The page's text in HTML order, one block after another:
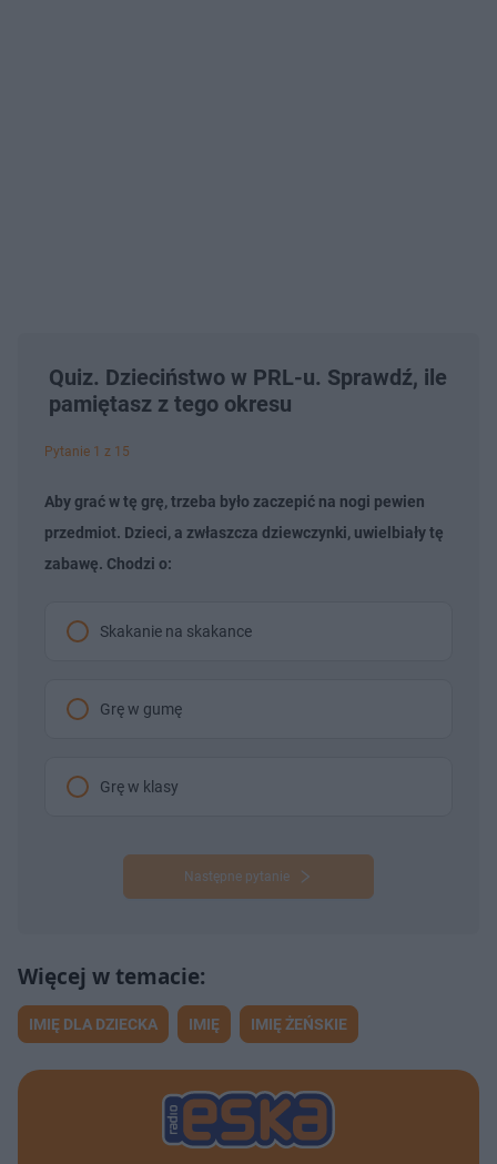
Quiz. Dzieciństwo w PRL-u. Sprawdź, ile
pamiętasz z tego okresu
Pytanie 1 z 15
Aby grać w tę grę, trzeba było zaczepić na nogi pewien
przedmiot. Dzieci, a zwłaszcza dziewczynki, uwielbiały tę
zabawę. Chodzi o:
Skakanie na skakance
Grę w gumę
Grę w klasy
Następne pytanie
IMIĘ DLA DZIECKA IMIĘ IMIĘ ŻEŃSKIE